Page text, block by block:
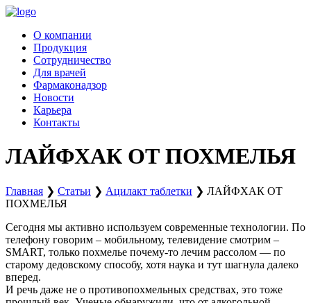
Перейти
содержимому
О компании
Продукция
Сотрудничество
Для врачей
Фармаконадзор
Новости
Карьера
Контакты
ЛАЙФХАК ОТ ПОХМЕЛЬЯ
Главная ❯ Статьи ❯ Ацилакт таблетки ❯ ЛАЙФХАК ОТ
ПОХМЕЛЬЯ
Сегодня мы активно используем современные технологии. По
телефону говорим – мобильному, телевидение смотрим –
SMART, только похмелье почему-то лечим рассолом — по
старому дедовскому способу, хотя наука и тут шагнула далеко
вперед.
И речь даже не о противопохмельных средствах, это тоже